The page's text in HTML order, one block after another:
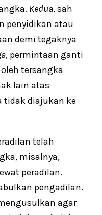
Kedua, sah
penyidikan atau
demi tegaknya
, permintaan ganti
tersangka
lain atas
tidak diajukan ke
telah
misalnya,
peradilan.
pengadilan.
agar